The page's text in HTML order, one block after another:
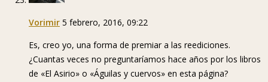
Vorimir 5 febrero, 2016, 09:22
Es, creo yo, una forma de premiar a las reediciones.
¿Cuantas veces no preguntaríamos hace años por los libros
de «El Asirio» o «Águilas y cuervos» en esta página?